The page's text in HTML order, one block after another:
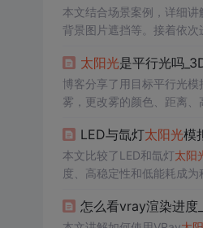
本文结合场景案例，详细
背景图片遮挡等。接着依
太阳光是平行光吗
博客分享了用目标平行光模
雾，更改雾的颜色、距离
LED与氙灯太阳光模
本文比较了LED和氙灯太阳
度、高稳定性和低能耗成
怎么看vray渲染进度